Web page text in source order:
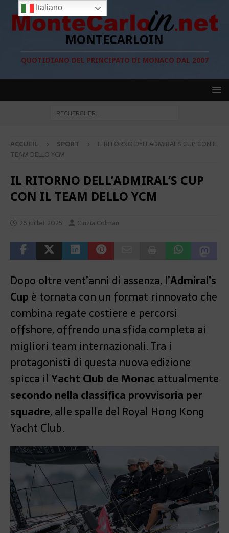
MONTECARLOIN
QUOTIDIANO DEL PRINCIPATO DI MONACO DAL 2007
ACCUEIL SPORT
IL RITORNO DELL’ADMIRAL’S CUP CON IL
TEAM DELLO YCM
IL RITORNO DELL’ADMIRAL’S CUP
CON IL TEAM DELLO YCM
26 juillet 2025 Cinzia Colman
Dopo oltre vent’anni di assenza, l’Admiral’s
Cup è tornata con un format rinnovato che
combina regate costiere e percorsi
offshore, offrendo una sfida completa ai
migliori team internazionali. Tra i
protagonisti di questa nuova edizione
spicca il Yacht Club de Monacattualmente
secondo nella classifica provvisoria per
squadre, alle spalle del Royal Hong Kong
Yacht Club.
Italiano